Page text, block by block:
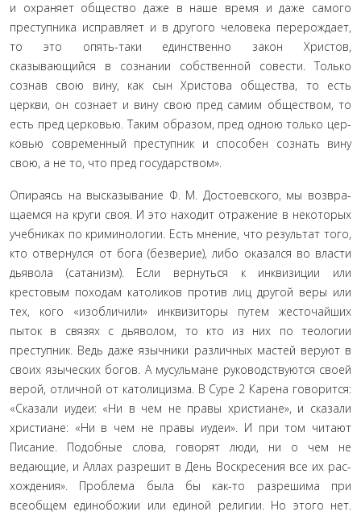
и охраняет общество даже в наше время и даже самого
преступника исправляет и в другого человека перерождает,
то это опять-таки единственно закон Христов,
сказывающийся в сознании собственной сове­сти. Только
сознав свою вину, как сын Христова общества, то есть
церкви, он сознает и вину свою пред самим обществом, то
есть пред церковью. Таким образом, пред одною только цер­
ковью современный преступник и способен сознать вину
свою, а не то, что пред государством».
Опираясь на высказывание Ф. М. Достоевского, мы возвра­
щаемся на круги своя. И это находит отражение в некоторых
учебниках по криминологии. Есть мнение, что результат того,
кто отвернулся от бога (безверие), либо оказался во власти
дьяво­ла (сатанизм). Если вернуться к инквизиции или
крестовым по­ходам католиков против лиц другой веры или
тех, кого «изобли­чили» инквизиторы путем жесточайших
пыток в связях с дьяво­лом, то кто из них по теологии
преступник. Ведь даже язычники различных мастей веруют в
своих языческих богов. А мусульмане руководствуются своей
верой, отличной от католицизма. В Суре 2 Карена говорится:
«Сказали иудеи: «Ни в чем не правы хри­стиане», и сказали
христиане: «Ни в чем не правы иудеи». И при том читают
Писание. Подобные слова, говорят люди, ни о чем не
ведающие, и Аллах разрешит в День Воскресения все их рас­
хождения». Проблема была бы как-то разрешима при
всеобщем единобожии или единой религии. Но этого нет.